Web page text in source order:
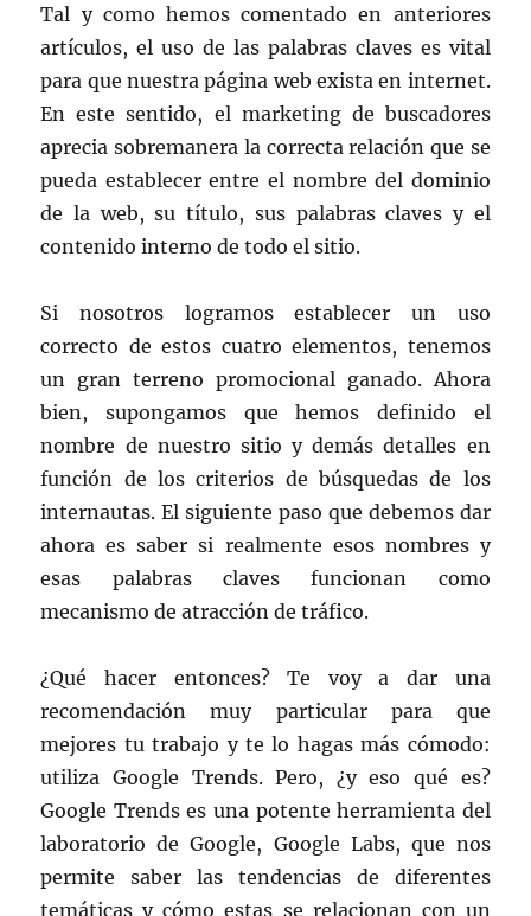
Tal y como hemos comentado en anteriores
artículos, el uso de las palabras claves es vital
para que nuestra página web exista en internet.
En este sentido, el marketing de buscadores
aprecia sobremanera la correcta relación que se
pueda establecer entre el nombre del dominio
de la web, su título, sus palabras claves y el
contenido interno de todo el sitio.
Si nosotros logramos establecer un uso
correcto de estos cuatro elementos, tenemos
un gran terreno promocional ganado. Ahora
bien, supongamos que hemos definido el
nombre de nuestro sitio y demás detalles en
función de los criterios de búsquedas de los
internautas. El siguiente paso que debemos dar
ahora es saber si realmente esos nombres y
esas palabras claves funcionan como
mecanismo de atracción de tráfico.
¿Qué hacer entonces? Te voy a dar una
recomendación muy particular para que
mejores tu trabajo y te lo hagas más cómodo:
utiliza Google Trends. Pero, ¿y eso qué es?
Google Trends es una potente herramienta del
laboratorio de Google, Google Labs, que nos
permite saber las tendencias de diferentes
temáticas y cómo estas se relacionan con un